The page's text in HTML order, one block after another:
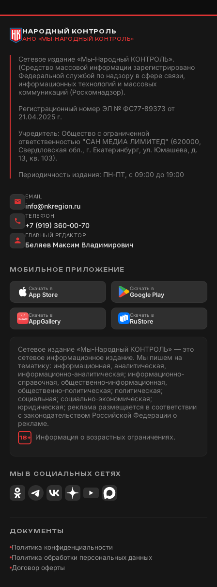
НАРОДНЫЙ КОНТРОЛЬ
АНО «МЫ-НАРОДНЫЙ КОНТРОЛЬ»
Сетевое издание «Мы-Народный КОНТРОЛЬ».
(Средство массовой информации зарегистрировано
Федеральной службой по надзору в сфере связи,
информационных технологий и массовых
коммуникаций (Роскомнадзор).
Регистрационный номер ЭЛ № ФС77-89373 от
21.04.2025 г.
Учредитель: Общество с ограниченной
ответственностью "САН МЕДИА ЛИМИТЕД" (620000,
Свердловская обл., г. Екатеринбург, ул. Юмашева, д.
13, кв. 103).
Периодичность издания: ПН-ПТ, с 09:00 до 19:00
EMAIL
info@nkregion.ru
ТЕЛЕФОН
+7 (919) 360-00-70
ГЛАВНЫЙ РЕДАКТОР
Беляев Максим Владимирович
МОБИЛЬНОЕ ПРИЛОЖЕНИЕ
Скачать в
App Store
Скачать в
Google Play
Скачать в
AppGallery
Скачать в
RuStore
Сетевое издание «Мы-Народный КОНТРОЛЬ» — это
сетевое информационное издание. Мы пишем на
тематику: информационная, аналитическая,
информационно-аналитическая; информационно-
справочная, общественно-информационная,
общественно-политическая; политическая;
социальная; социально-экономическая;
юридическая; реклама размещается в соответствии
с законодательством Российской Федерации о
рекламе.
18+ Информация о возрастных ограничениях.
МЫ В СОЦИАЛЬНЫХ СЕТЯХ
ДОКУМЕНТЫ
Политика конфиденциальности
Политика обработки персональных данных
Договор оферты